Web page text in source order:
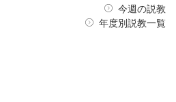
今週の説教
年度別説教一覧